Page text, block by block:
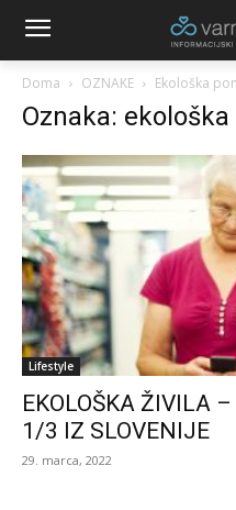
Doma OZNAKE Ekološka
Oznaka:
Lifestyle
EKOLOŠKA ŽIVILA
1/3 IZ SLOVENIJE
29. marca, 2022